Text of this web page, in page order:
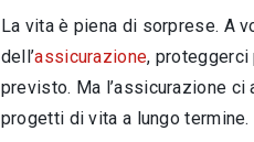
La vita è piena di sorprese. A
dell’assicurazione, proteggerci
previsto. Ma l’assicurazione
progetti di vita a lungo